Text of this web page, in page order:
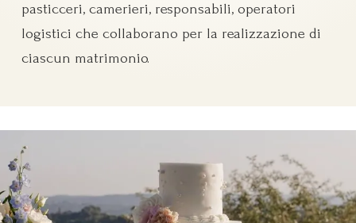
pasticceri, camerieri, responsabili, operatori
logistici che collaborano per la realizzazione di
ciascun matrimonio.